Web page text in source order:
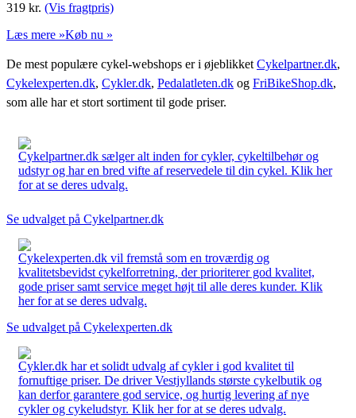
319 kr. (Vis fragtpris)
Læs mere »Køb nu »
De mest populære cykel-webshops er i øjeblikket Cykelpartner.dk,
Cykelexperten.dk, Cykler.dk, Pedalatleten.dk og FriBikeShop.dk,
som alle har et stort sortiment til gode priser.
Cykelpartner.dk sælger alt inden for cykler, cykeltilbehør og
udstyr og har en bred vifte af reservedele til din cykel. Klik her
for at se deres udvalg.
Se udvalget på Cykelpartner.dk
Cykelexperten.dk vil fremstå som en troværdig og
kvalitetsbevidst cykelforretning, der prioriterer god kvalitet,
gode priser samt service meget højt til alle deres kunder. Klik
her for at se deres udvalg.
Se udvalget på Cykelexperten.dk
Cykler.dk har et solidt udvalg af cykler i god kvalitet til
fornuftige priser. De driver Vestjyllands største cykelbutik og
kan derfor garantere god service, og hurtig levering af nye
cykler og cykeludstyr. Klik her for at se deres udvalg.